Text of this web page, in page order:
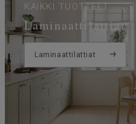
KAIKKI TUOTTEET
Laminaattilattiat
Laminaattilattiat